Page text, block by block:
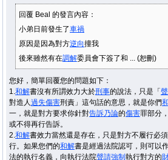
回覆 Beal 的發言內容：
小弟日前發生了車禍
原因是因為對方逆向撞我
後來雖然有在調解委員會下簽了和 ... (恕刪)
您好，簡單回覆您的問題如下：
1.和解書沒有所謂效力大於刑事的說法，只是「
對造人過失傷害刑責」這句話的意思，就是你們
一，就是對方要求你針對告訴乃論的傷害罪部分
或不得再行告訴。
2.和解書效力當然還是存在，只是對方不履行必
行。如果您們的和解書是經過法院認可，則可以
法的執行名義，向執行法院聲請強制 執行對方的